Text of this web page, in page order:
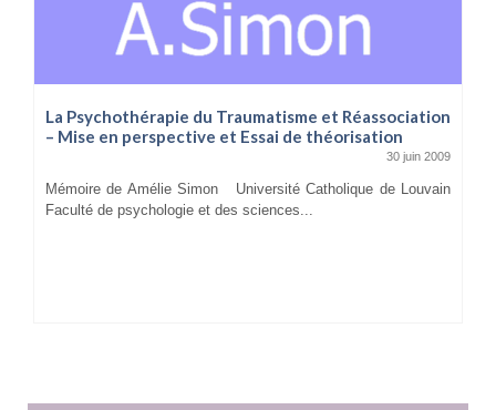
La Psychothérapie du Traumatisme et Réassociation
– Mise en perspective et Essai de théorisation
30 juin 2009
Mémoire de Amélie Simon Université Catholique de Louvain
Faculté de psychologie et des sciences...